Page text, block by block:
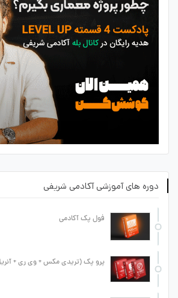
دوره های آموزشی آکادمی شریفی
فول پک آکادمی
پرو پک (تریدی مکس + وی ری +